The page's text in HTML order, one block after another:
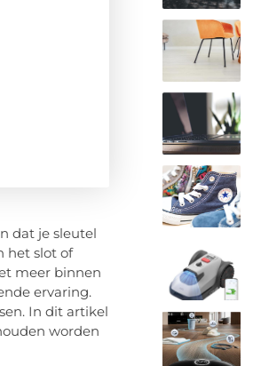
dat je sleutel
het slot of
meer binnen
ervaring.
In dit artikel
worden